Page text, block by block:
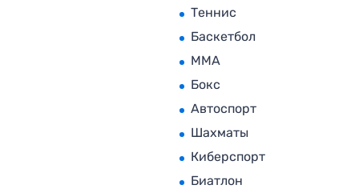
Теннис
Баскетбол
MMA
Бокс
Автоспорт
Шахматы
Киберспорт
Биатлон